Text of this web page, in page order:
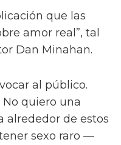
que las
amor real”, tal
Dan Minahan.
al público.
quiero una
alrededor de estos
sexo raro —